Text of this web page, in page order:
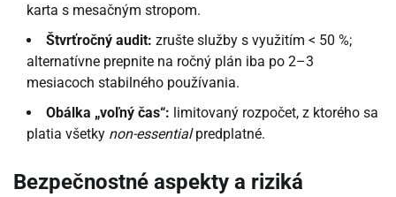
karta s mesačným stropom.
Štvrťročný audit: zrušte služby s využitím < 50 %;
alternatívne prepnite na ročný plán iba po 2–3
mesiacoch stabilného používania.
Obálka „voľný čas“: limitovaný rozpočet, z ktorého sa
platia všetky non-essentialpredplatné.
Bezpečnostné aspekty a riziká